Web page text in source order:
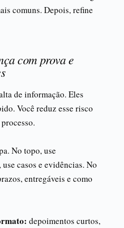
comuns. Depois, refine
com prova e
de informação. Eles
Você reduz esse risco
No topo, use
casos e evidências. No
entregáveis e como
depoimentos curtos,